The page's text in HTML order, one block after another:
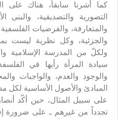
كما أشرنا سابقاً، هناك على
التصورية والتصديقية،
والمتعارفة، والفرضيات
والجزئية، وكل نظرية ليست
ولكلّ من المدرسة الإسلامية
سيادة المرأة رأيها في
والوجود والعدم، والواجبات
المبادئ والأصول الأساسية
على سبيل المثال، حين أكّد
تجدداً من غيرهم ـ على ضرورة